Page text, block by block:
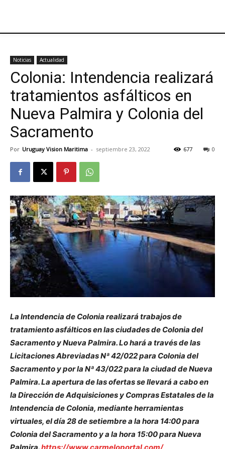
Noticias Actualidad
Colonia: Intendencia realizará
tratamientos asfálticos en
Nueva Palmira y Colonia del
Sacramento
Por Uruguay Vision Maritima - septiembre 23, 2022 0
677
La Intendencia de Colonia realizará trabajos de
tratamiento asfálticos en las ciudades de Colonia del
Sacramento y Nueva Palmira. Lo hará a través de las
Licitaciones Abreviadas Nª 42/022 para Colonia del
Sacramento y por la Nª 43/022 para la ciudad de Nueva
Palmira. La apertura de las ofertas se llevará a cabo en
la Dirección de Adquisiciones y Compras Estatales de la
Intendencia de Colonia, mediante herramientas
virtuales, el día 28 de setiembre a la hora 14:00 para
Colonia del Sacramento y a la hora 15:00 para Nueva